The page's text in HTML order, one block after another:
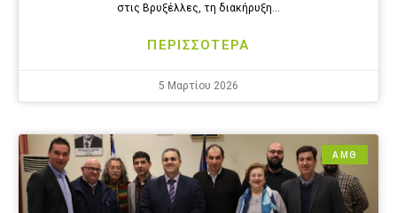
στις Βρυξέλλες, τη διακήρυξη…
ΠΕΡΙΣΣΟΤΕΡΑ
5 Μαρτίου 2026
ΑΜΘ